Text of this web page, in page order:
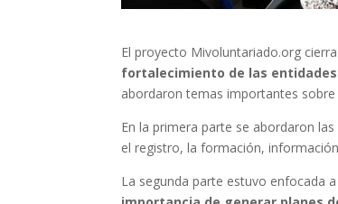
El proyecto Mivoluntariado.org
fortalecimiento de las
abordaron temas importantes
En la primera parte se abordaron las
el registro, la formación,
La segunda parte estuvo enfocada